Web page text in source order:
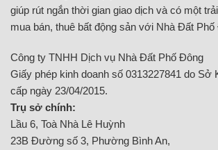
giúp rút ngắn thời gian giao dịch và có một
mua bán, thuê bất động sản với Nhà Đất Phố
Công ty TNHH Dịch vụ Nhà Đất Phố Đông
Giấy phép kinh doanh số 0313227841 do Sở
cấp ngày 23/04/2015.
Trụ sở chính:
Lầu 6, Toà Nhà Lê Huỳnh
23B Đường số 3, Phường Bình An,